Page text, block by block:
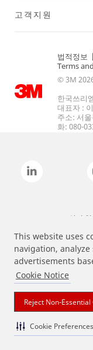
This website uses
navigation,
advertisements
Cookie Notice
Reject Non-Essential
Cookie Preferences
고객지원
법적정보 |
Terms
© 3M
한국쓰리
대표자 :
주소: 서
화: 080-
상기